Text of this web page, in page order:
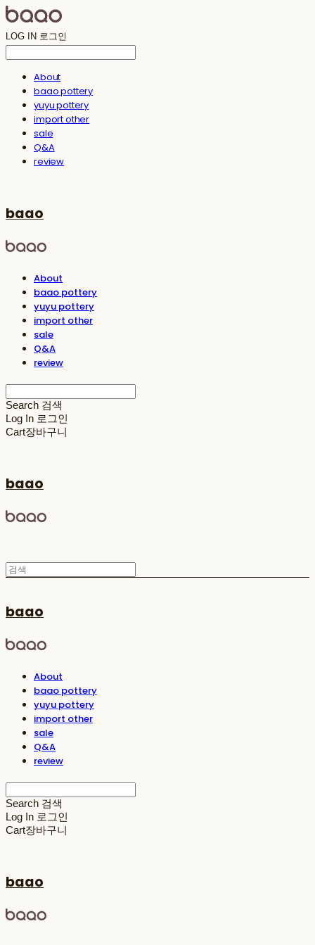
LOG IN 로그인
About
baao pottery
yuyu pottery
import other
sale
Q&A
review
baao
About
baao pottery
yuyu pottery
import other
sale
Q&A
review
Search 검색
Log In 로그인
Cart장바구니
baao
baao
About
baao pottery
yuyu pottery
import other
sale
Q&A
review
Search 검색
Log In 로그인
Cart장바구니
baao